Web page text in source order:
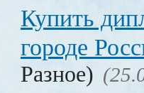
Купить
городе
Разное)